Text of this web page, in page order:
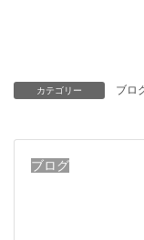
カテゴリー ブロ
ブログ